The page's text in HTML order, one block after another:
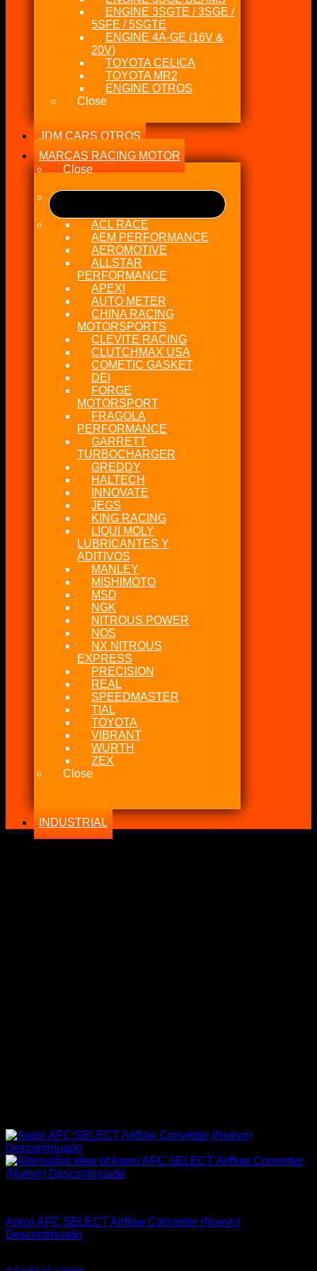
ENGINE 3SGTE / 3SGE /
5SFE / 5SGTE
ENGINE 4A-GE (16V &
20V)
TOYOTA CELICA
TOYOTA MR2
ENGINE OTROS
Close
JDM CARS OTROS
MARCAS RACING MOTOR
Close
ACL RACE
AEM PERFORMANCE
AEROMOTIVE
ALLSTAR
PERFORMANCE
APEXI
AUTO METER
CHINA RACING
MOTORSPORTS
CLEVITE RACING
CLUTCHMAX USA
COMETIC GASKET
DEI
FORGE
MOTORSPORT
FRAGOLA
PERFORMANCE
GARRETT
TURBOCHARGER
GREDDY
HALTECH
INNOVATE
JEGS
KING RACING
LIQUI MOLY
LUBRICANTES Y
ADITIVOS
MANLEY
MISHIMOTO
MSD
NGK
NITROUS POWER
NOS
NX NITROUS
EXPRESS
PRECISION
REAL
SPEEDMASTER
TIAL
TOYOTA
VIBRANT
WURTH
ZEX
Close
INDUSTRIAL
Apexi AFC SELECT Airflow Converter (Nuevo)
Descontinuado